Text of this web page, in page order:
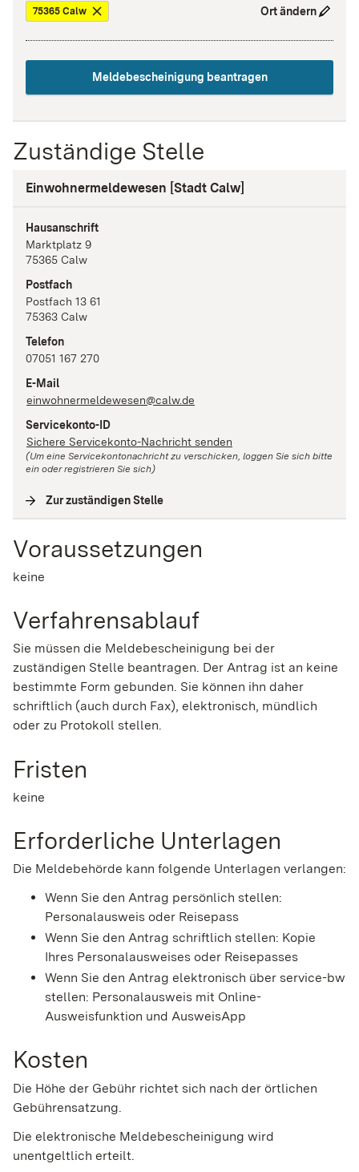
75365 Calw Ort ändern
Meldebescheinigung beantragen
Zuständige Stelle
Einwohnermeldewesen [Stadt Calw]
Hausanschrift
Marktplatz 9
75365 Calw
Postfach
Postfach 13 61
75363 Calw
Telefon
07051 167 270
E-Mail
einwohnermeldewesen@calw.de
Servicekonto-ID
Sichere Servicekonto-Nachricht senden
(Um eine Servicekontonachricht zu verschicken, loggen Sie sich bitte
ein oder registrieren Sie sich)
Zur zuständigen Stelle
Voraussetzungen
keine
Verfahrensablauf
Sie müssen die Meldebescheinigung bei der
zuständigen Stelle beantragen. Der Antrag ist an keine
bestimmte Form gebunden. Sie können ihn daher
schriftlich (auch durch Fax), elektronisch, mündlich
oder zu Protokoll stellen.
Fristen
keine
Erforderliche Unterlagen
Die Meldebehörde kann folgende Unterlagen verlangen:
Wenn Sie den Antrag persönlich stellen:
Personalausweis oder Reisepass
Wenn Sie den Antrag schriftlich stellen: Kopie
Ihres Personalausweises oder Reisepasses
Wenn Sie den Antrag elektronisch über service-bw
stellen: Personalausweis mit Online-
Ausweisfunktion und AusweisApp
Kosten
Die Höhe der Gebühr richtet sich nach der örtlichen
Gebührensatzung.
Die elektronische Meldebescheinigung wird
unentgeltlich erteilt.